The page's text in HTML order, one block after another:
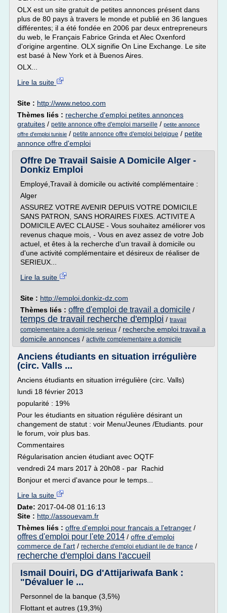
OLX est un site gratuit de petites annonces présent dans
plus de 80 pays à travers le monde et publié en 36 langues
différentes; il a été fondée en 2006 par deux entrepreneurs
du web, le Français Fabrice Grinda et Alec Oxenford
d'origine argentine. OLX signifie On Line Exchange. Le site
est basé à New York et à Buenos Aires.
OLX...
Lire la suite
Site : http://www.netoo.com
Thèmes liés : recherche d'emploi petites annonces
gratuites / petite annonce offre d'emploi marseille / petite annonce
offre d'emploi tunisie / petite annonce offre d'emploi belgique / petite
annonce offre d'emploi
Offre De Travail Saisie A Domicile Alger -
Donkiz Emploi
Employé,Travail à domicile ou activité complémentaire :
Alger
ASSUREZ VOTRE AVENIR DEPUIS VOTRE DOMICILE
SANS PATRON, SANS HORAIRES FIXES. ACTIVITE A
DOMICILE AVEC CLAUSE - Vous souhaitez améliorer vos
revenus chaque mois, - Vous en avez assez de votre Job
actuel, et êtes à la recherche d'un travail à domicile ou
d'une activité complémentaire et désireux de réaliser de
SERIEUX...
Lire la suite
Site : http://emploi.donkiz-dz.com
Thèmes liés : offre d'emploi de travail a domicile /
temps de travail recherche d'emploi / travail
complementaire a domicile serieux / recherche emploi travail a
domicile annonces / activite complementaire a domicile
Anciens étudiants en situation irrégulière
(circ. Valls ...
Anciens étudiants en situation irrégulière (circ. Valls)
lundi 18 février 2013
popularité : 19%
Pour les étudiants en situation régulière désirant un
changement de statut : voir Menu/Jeunes /Etudiants. pour
le forum, voir plus bas.
Commentaires
Régularisation ancien étudiant avec OQTF
vendredi 24 mars 2017 à 20h08 - par Rachid
Bonjour et merci d'avance pour le temps...
Lire la suite
Date: 2017-04-08 01:16:13
Site : http://assouevam.fr
Thèmes liés : offre d'emploi pour francais a l'etranger /
offres d'emploi pour l'ete 2014 / offre d'emploi
commerce de l'art / recherche d'emploi etudiant ile de france /
recherche d'emploi dans l'accueil
Ismail Douiri, DG d'Attijariwafa Bank :
"Dévaluer le ...
Personnel de la banque (3,5%)
Flottant et autres (19,3%)